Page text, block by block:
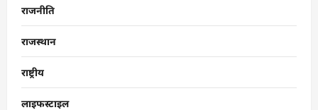
राजनीति
राजस्थान
राष्ट्रीय
लाइफस्टाइल